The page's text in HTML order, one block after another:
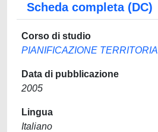
Scheda completa (DC)
Corso di studio
PIANIFICAZIONE
Data di pubblicazione
2005
Lingua
Italiano